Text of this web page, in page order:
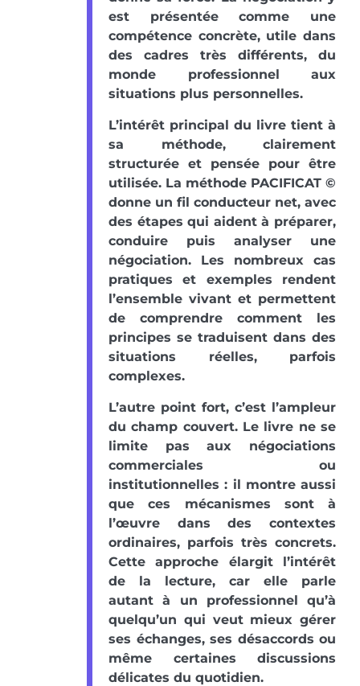
est présentée comme une
compétence concrète, utile dans
des cadres très différents, du
monde professionnel aux
situations plus personnelles.
L’intérêt principal du livre tient à
sa méthode, clairement
structurée et pensée pour être
utilisée. La méthode PACIFICAT ©
donne un fil conducteur net, avec
des étapes qui aident à préparer,
conduire puis analyser une
négociation. Les nombreux cas
pratiques et exemples rendent
l’ensemble vivant et permettent
de comprendre comment les
principes se traduisent dans des
situations réelles, parfois
complexes.
L’autre point fort, c’est l’ampleur
du champ couvert. Le livre ne se
limite pas aux négociations
commerciales ou
institutionnelles : il montre aussi
que ces mécanismes sont à
l’œuvre dans des contextes
ordinaires, parfois très concrets.
Cette approche élargit l’intérêt
de la lecture, car elle parle
autant à un professionnel qu’à
quelqu’un qui veut mieux gérer
ses échanges, ses désaccords ou
même certaines discussions
délicates du quotidien.